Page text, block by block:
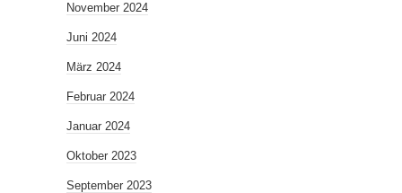
November 2024
Juni 2024
März 2024
Februar 2024
Januar 2024
Oktober 2023
September 2023